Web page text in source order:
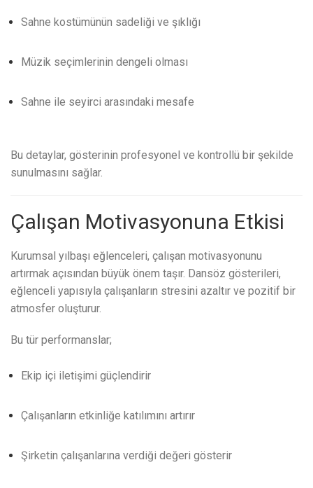
Sahne kostümünün sadeliği ve şıklığı
Müzik seçimlerinin dengeli olması
Sahne ile seyirci arasındaki mesafe
Bu detaylar, gösterinin profesyonel ve kontrollü bir şekilde
sunulmasını sağlar.
Çalışan Motivasyonuna Etkisi
Kurumsal yılbaşı eğlenceleri, çalışan motivasyonunu
artırmak açısından büyük önem taşır. Dansöz gösterileri,
eğlenceli yapısıyla çalışanların stresini azaltır ve pozitif bir
atmosfer oluşturur.
Bu tür performanslar;
Ekip içi iletişimi güçlendirir
Çalışanların etkinliğe katılımını artırır
Şirketin çalışanlarına verdiği değeri gösterir